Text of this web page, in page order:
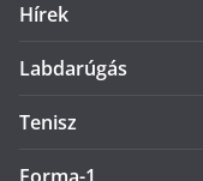
Hírek
Labdarúgás
Tenisz